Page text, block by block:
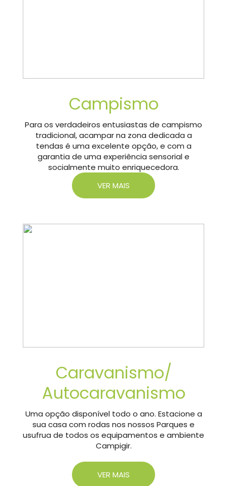
Campismo
Para os verdadeiros entusiastas de campismo
tradicional, acampar na zona dedicada a
tendas é uma excelente opção, e com a
garantia de uma experiência sensorial e
socialmente muito enriquecedora.
VER MAIS
Caravanismo/
Autocaravanismo
Uma opção disponível todo o ano. Estacione a
sua casa com rodas nos nossos Parques e
usufrua de todos os equipamentos e ambiente
Campigir.
VER MAIS